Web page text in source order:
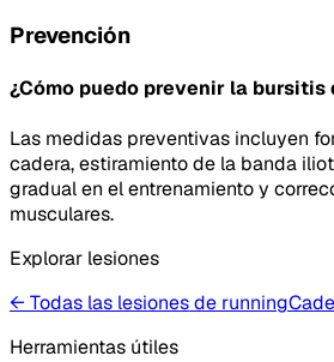
Prevención
¿Cómo puedo prevenir la bursitis
Las medidas preventivas incluyen
cadera, estiramiento de la banda
gradual en el entrenamiento y
musculares.
Explorar lesiones
← Todas las lesiones de running
Herramientas útiles